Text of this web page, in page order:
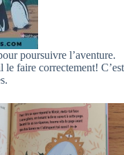
poursuivre l’aventure.
le faire correctement! C’est